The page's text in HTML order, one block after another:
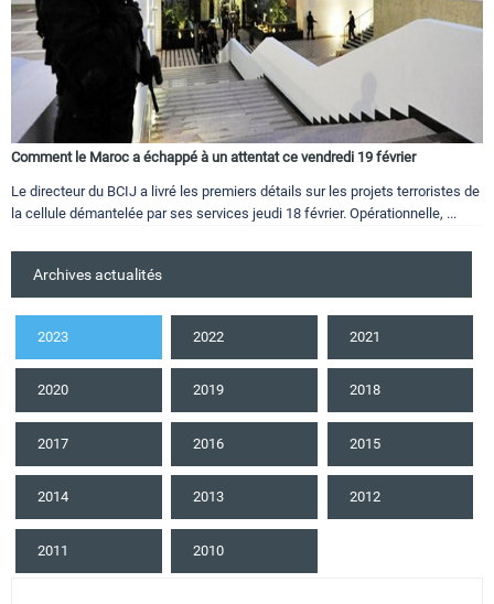
Comment le Maroc a échappé à un attentat ce vendredi 19 février
Le directeur du BCIJ a livré les premiers détails sur les projets terroristes de
la cellule démantelée par ses services jeudi 18 février. Opérationnelle, ...
Archives actualités
2023 2022 2021
2020 2019 2018
2017 2016 2015
2014 2013 2012
2011 2010